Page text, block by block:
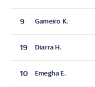
9 Gameiro K.
19 Diarra H.
10 Emegha E.